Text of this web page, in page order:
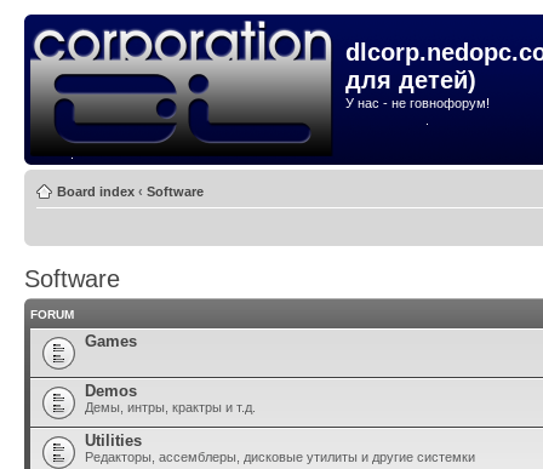
для детей)
У нас - не говнофорум!
Board index ‹ Software
Software
FORUM
Games
Demos
Демы, интры, крактры и т.д.
Utilities
Редакторы, ассемблеры, дисковые утилиты и другие системки